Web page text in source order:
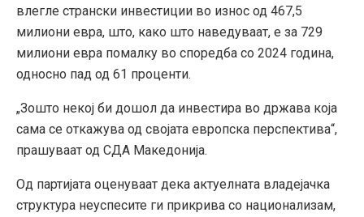
влегле странски инвестиции во износ од 467,5
милиони евра, што, како што наведуваат, е за 729
милиони евра помалку во споредба со 2024 година,
односно пад од 61 проценти.
„Зошто некој би дошол да инвестира во држава која
сама се откажува од својата европска перспектива“,
прашуваат од СДА Македонија.
Од партијата оценуваат дека актуелната владејачка
структура неуспесите ги прикрива со национализам,